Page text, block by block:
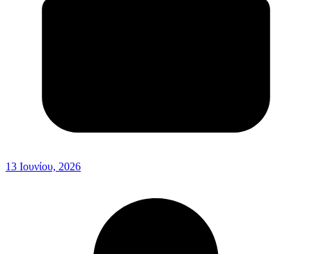
13 Ιουνίου, 2026